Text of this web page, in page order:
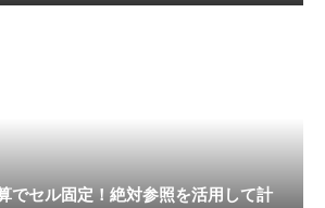
でセル固定！絶対参照を活用して計